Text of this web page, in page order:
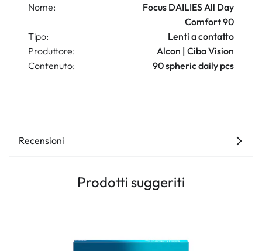
Nome:
Focus DAILIES All Day
Comfort 90
Tipo:
Lenti a contatto
Produttore:
Alcon | Ciba Vision
Contenuto:
90 spheric daily pcs
Recensioni
Prodotti suggeriti